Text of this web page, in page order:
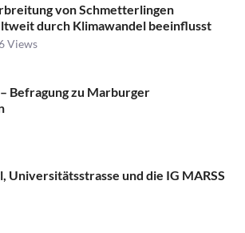
von Schmetterlingen
durch Klimawandel beeinflusst
Views
Befragung zu Marburger
Universitätsstrasse und die IG MARSS